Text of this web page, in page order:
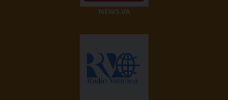
NEWS.VA